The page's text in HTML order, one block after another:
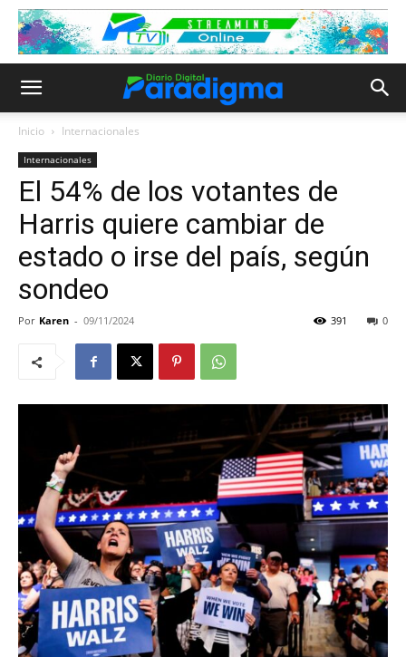
Inicio Internacionales
Internacionales
El 54% de los votantes de
Harris quiere cambiar de
estado o irse del país, según
sondeo
Por Karen - 09/11/2024 0
391